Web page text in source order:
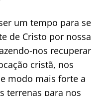
um tempo para se
de Cristo por nossa
nos recuperar
cristã, nos
modo mais forte a
terrenas para nos